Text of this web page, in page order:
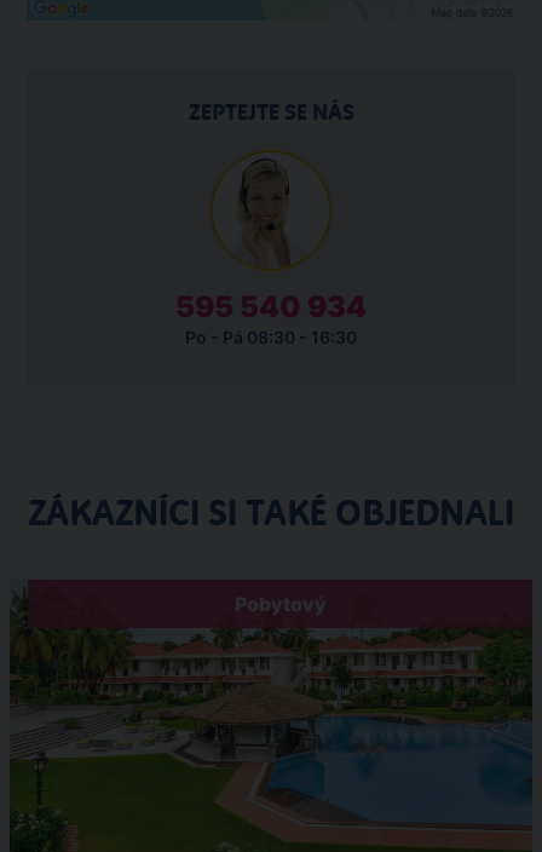
ZEPTEJTE SE NÁS
595 540 934
Po - Pá 08:30 - 16:30
ZÁKAZNÍCI SI TAKÉ OBJEDNALI
Pobytový